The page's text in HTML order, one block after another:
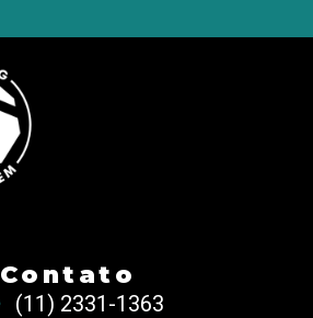
Contato
(11) 2331-1363